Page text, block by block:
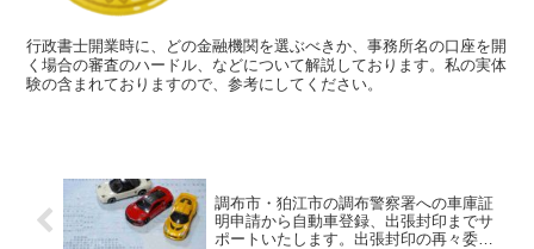
行政書士開業時に、どの金融機関を選ぶべきか、事務所名の口座を開
く場合の審査のハードル、などについて解説しております。私の実体
験の含まれておりますので、参考にしてください。
調布市・狛江市の調布警察署への車庫証
明申請から自動車登録、出張封印までサ
ポートいたします。出張封印の再々委託